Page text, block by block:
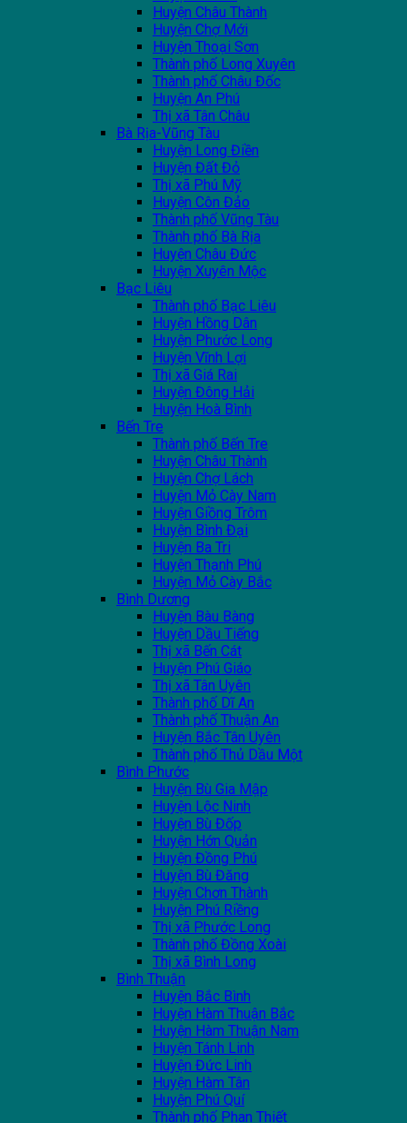
Huyện Châu Thành
Huyện Chợ Mới
Huyện Thoại Sơn
Thành phố Long Xuyên
Thành phố Châu Đốc
Huyện An Phú
Thị xã Tân Châu
Bà Rịa-Vũng Tàu
Huyện Long Điền
Huyện Đất Đỏ
Thị xã Phú Mỹ
Huyện Côn Đảo
Thành phố Vũng Tàu
Thành phố Bà Rịa
Huyện Châu Đức
Huyện Xuyên Mộc
Bạc Liêu
Thành phố Bạc Liêu
Huyện Hồng Dân
Huyện Phước Long
Huyện Vĩnh Lợi
Thị xã Giá Rai
Huyện Đông Hải
Huyện Hoà Bình
Bến Tre
Thành phố Bến Tre
Huyện Châu Thành
Huyện Chợ Lách
Huyện Mỏ Cày Nam
Huyện Giồng Trôm
Huyện Bình Đại
Huyện Ba Tri
Huyện Thạnh Phú
Huyện Mỏ Cày Bắc
Bình Dương
Huyện Bàu Bàng
Huyện Dầu Tiếng
Thị xã Bến Cát
Huyện Phú Giáo
Thị xã Tân Uyên
Thành phố Dĩ An
Thành phố Thuận An
Huyện Bắc Tân Uyên
Thành phố Thủ Dầu Một
Bình Phước
Huyện Bù Gia Mập
Huyện Lộc Ninh
Huyện Bù Đốp
Huyện Hớn Quản
Huyện Đồng Phú
Huyện Bù Đăng
Huyện Chơn Thành
Huyện Phú Riềng
Thị xã Phước Long
Thành phố Đồng Xoài
Thị xã Bình Long
Bình Thuận
Huyện Bắc Bình
Huyện Hàm Thuận Bắc
Huyện Hàm Thuận Nam
Huyện Tánh Linh
Huyện Đức Linh
Huyện Hàm Tân
Huyện Phú Quí
Thành phố Phan Thiết